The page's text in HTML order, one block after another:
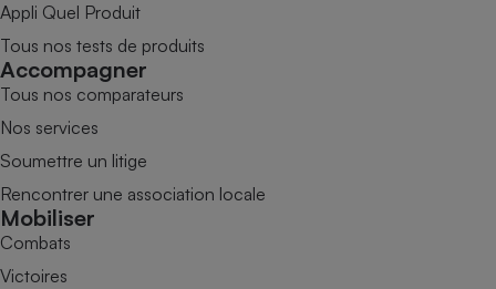
Appli Quel Produit
Tous nos tests de produits
Accompagner
Tous nos comparateurs
Nos services
Soumettre un litige
Rencontrer une association locale
Mobiliser
Combats
Victoires